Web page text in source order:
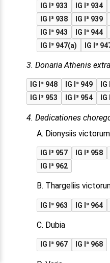
IG I³ 933
IG I³ 934
IG I³ 938
IG I³ 939
IG I³ 943
IG I³ 944
IG I³ 947(a)
IG I³
3. Donaria Athenis
IG I³ 948 IG I³ 949
IG I³ 953
IG I³ 954
4. Dedicationes
A. Dionysiis victorum
IG I³ 957 IG I³ 958
IG I³ 962
B. Thargeliis
IG I³ 963 IG I³ 964
C. Dubia
IG I³ 967 IG I³ 968